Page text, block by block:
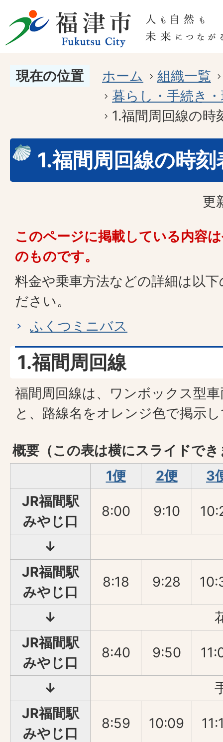
現在の位置 ホーム
組織一覧
暮らし・手続き
1.福間周回線の時
1.福間周回線の時刻
更
このページに掲載している内容
のものです。
料金や乗車方法などの詳細は以
ださい。
ふくつミニバス
1.福間周回線
福間周回線は、ワンボックス型
と、路線名をオレンジ色で掲示
概要（この表は横にスライドでき
1便
2便
3
JR福間駅
みやじ口
8:00 9:10
↓
JR福間駅
みやじ口
8:18 9:28
↓
JR福間駅
みやじ口
8:40 9:50
↓
JR福間駅
みやじ口
8:59 10:09